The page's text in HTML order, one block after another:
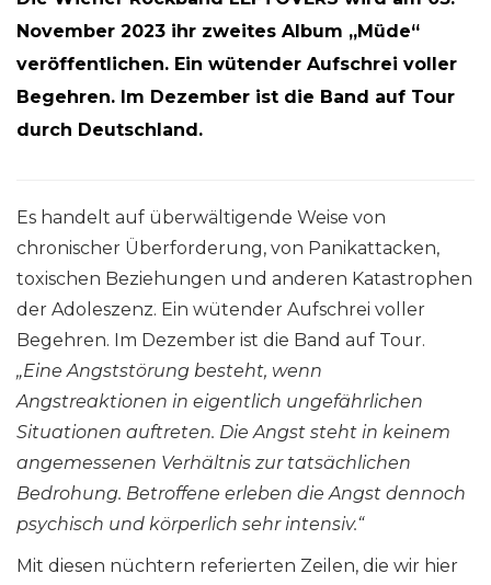
November 2023 ihr zweites Album „Müde“
veröffentlichen. Ein wütender Aufschrei voller
Begehren. Im Dezember ist die Band auf Tour
durch Deutschland.
Es handelt auf überwältigende Weise von
chronischer Überforderung, von Panikattacken,
toxischen Beziehungen und anderen Katastrophen
der Adoleszenz. Ein wütender Aufschrei voller
Begehren. Im Dezember ist die Band auf Tour.
„Eine Angststörung besteht, wenn
Angstreaktionen in eigentlich ungefährlichen
Situationen auftreten. Die Angst steht in keinem
angemessenen Verhältnis zur tatsächlichen
Bedrohung. Betroffene erleben die Angst dennoch
psychisch und körperlich sehr intensiv.“
Mit diesen nüchtern referierten Zeilen, die wir hier